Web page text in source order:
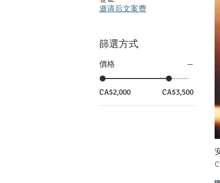
邀请后文案费
篩選方式
價格
CA$2,000 CA$3,500